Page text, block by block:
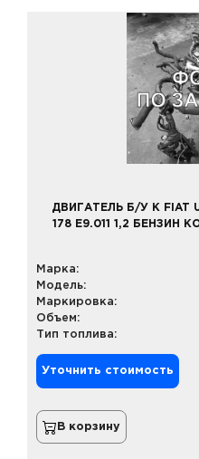
ДВИГАТЕЛЬ Б/У К FIAT
178 E9.011 1,2 БЕНЗИН
Марка:
Модель:
Маркировка:
Объем:
Тип топлива:
Уточнить стоимость
В корзину